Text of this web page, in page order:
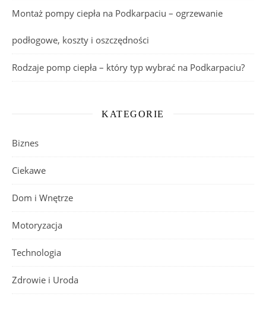
Montaż pompy ciepła na Podkarpaciu – ogrzewanie
podłogowe, koszty i oszczędności
Rodzaje pomp ciepła – który typ wybrać na Podkarpaciu?
KATEGORIE
Biznes
Ciekawe
Dom i Wnętrze
Motoryzacja
Technologia
Zdrowie i Uroda